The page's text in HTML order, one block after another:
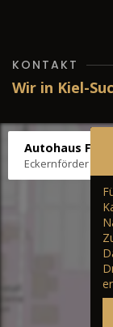
KONTAKT
Wir in Kiel-
Autohaus Fräter
Eckernförder Str.